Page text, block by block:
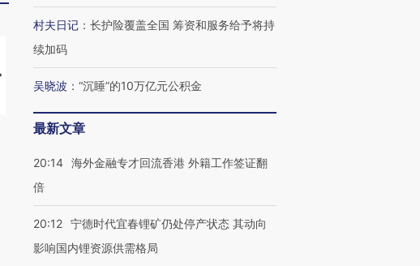
【推广】走进第四届链博
会，让数智科技“链”接产
【特别呈现】寻找100种
村夫日记 ： 长护险覆盖全国 筹资和服务给予将持
续加码
吴晓波 ： “沉睡”的10万亿元公积金
最新文章
20:14 海外金融专才回流香港 外籍工作签证翻
倍
20:12 宁德时代宜春锂矿仍处停产状态 其动向
影响国内锂资源供需格局